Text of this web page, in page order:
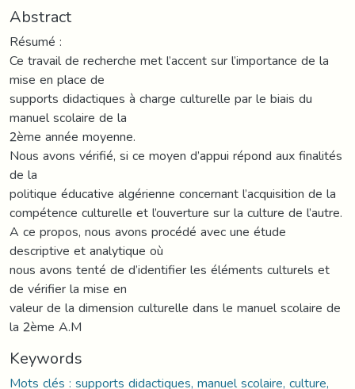
Abstract
Résumé :
Ce travail de recherche met l’accent sur l’importance de la
mise en place de
supports didactiques à charge culturelle par le biais du
manuel scolaire de la
2ème année moyenne.
Nous avons vérifié, si ce moyen d’appui répond aux finalités
de la
politique éducative algérienne concernant l’acquisition de la
compétence culturelle et l’ouverture sur la culture de l’autre.
A ce propos, nous avons procédé avec une étude
descriptive et analytique où
nous avons tenté de d’identifier les éléments culturels et
de vérifier la mise en
valeur de la dimension culturelle dans le manuel scolaire de
la 2ème A.M
Keywords
Mots clés : supports didactiques, manuel scolaire, culture,